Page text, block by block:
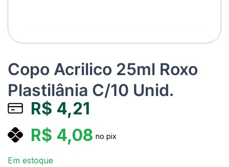
Copo Acrilico 25ml Roxo
Plastilânia C/10 Unid.
R$ 4,21
R$ 4,08 no pix
Em estoque